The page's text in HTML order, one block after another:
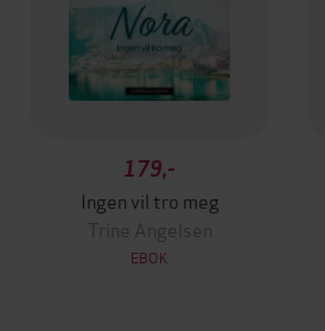
179,-
Ingen vil tro meg
Trine Angelsen
EBOK